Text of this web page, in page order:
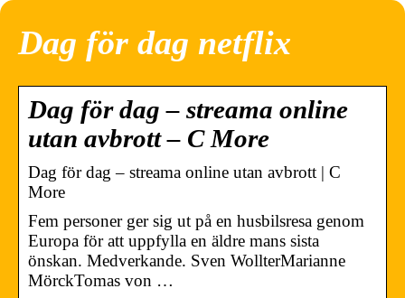
Dag för dag netflix
Dag för dag – streama online
utan avbrott – C More
Dag för dag – streama online utan avbrott | C
More
Fem personer ger sig ut på en husbilsresa genom
Europa för att uppfylla en äldre mans sista
önskan. Medverkande. Sven WollterMarianne
MörckTomas von …